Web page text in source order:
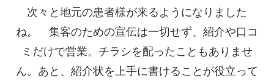
次々と地元の患者様が来るようになりました
ね。 集客のための宣伝は一切せず、紹介や口コ
ミだけで営業。チラシを配ったこともありませ
ん。あと、紹介状を上手に書けることが役立って